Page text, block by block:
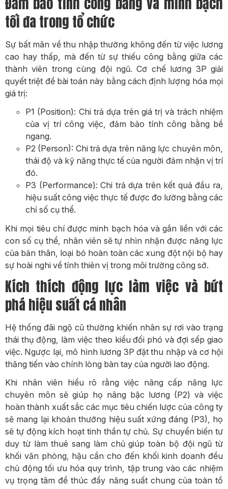
tối đa trong tổ chức
Sự bất mãn về thu nhập thường không đến từ việc lương
cao hay thấp, mà đến từ sự thiếu công bằng giữa các
thành viên trong cùng đội ngũ. Cơ chế lương 3P giải
quyết triệt để bài toán này bằng cách định lượng hóa mọi
giá trị:
P1 (Position): Chi trả dựa trên giá trị và trách nhiệm
của vị trí công việc, đảm bảo tính công bằng bề
ngang.
P2 (Person): Chi trả dựa trên năng lực chuyên môn,
thái độ và kỹ năng thực tế của người đảm nhận vị trí
đó.
P3 (Performance): Chi trả dựa trên kết quả đầu ra,
hiệu suất công việc thực tế được đo lường bằng các
chỉ số cụ thể.
Khi mọi tiêu chí được minh bạch hóa và gắn liền với các
con số cụ thể, nhân viên sẽ tự nhìn nhận được năng lực
của bản thân, loại bỏ hoàn toàn các xung đột nội bộ hay
sự hoài nghi về tính thiên vị trong môi trường công sở.
Kích thích động lực làm việc và bứt
phá hiệu suất cá nhân
Hệ thống đãi ngộ cũ thường khiến nhân sự rơi vào trạng
thái thụ động, làm việc theo kiểu đối phó và đợi sếp giao
việc. Ngược lại, mô hình lương 3P đặt thu nhập và cơ hội
thăng tiến vào chính lòng bàn tay của người lao động.
Khi nhân viên hiểu rõ rằng việc nâng cấp năng lực
chuyên môn sẽ giúp họ nâng bậc lương (P2) và việc
hoàn thành xuất sắc các mục tiêu chiến lược của công ty
sẽ mang lại khoản thưởng hiệu suất xứng đáng (P3), họ
sẽ tự động kích hoạt tinh thần tự chủ. Sự chuyển biến tư
duy từ làm thuê sang làm chủ giúp toàn bộ đội ngũ từ
khối văn phòng, hậu cần cho đến khối kinh doanh đều
chủ động tối ưu hóa quy trình, tập trung vào các nhiệm
vụ trọng tâm để thúc đẩy năng suất chung của toàn tổ